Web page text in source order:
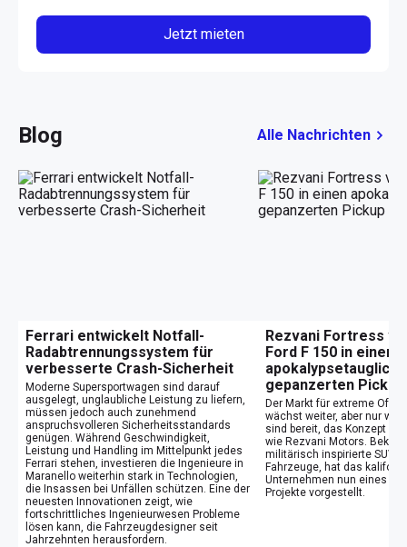
Jetzt mieten
Blog Alle Nachrichten
Ferrari entwickelt Notfall-
Radabtrennungssystem für
verbesserte Crash-Sicherheit
Moderne Supersportwagen sind darauf
ausgelegt, unglaubliche Leistung zu liefern,
müssen jedoch auch zunehmend
anspruchsvolleren Sicherheitsstandards
genügen. Während Geschwindigkeit,
Leistung und Handling im Mittelpunkt jedes
Ferrari stehen, investieren die Ingenieure in
Maranello weiterhin stark in Technologien,
die Insassen bei Unfällen schützen. Eine der
neuesten Innovationen zeigt, wie
fortschrittliches Ingenieurwesen Probleme
lösen kann, die Fahrzeugdesigner seit
Jahrzehnten herausfordern.
Rezvani Fortress
Ford F 150 in einen
gepanzerten Pickup
Der Markt für extreme
wächst weiter, aber nur
sind bereit, das Konzept so
wie Rezvani Motors.
militärisch inspirierte SUVs
Fahrzeuge, hat das
Unternehmen nun eines
Projekte vorgestellt.